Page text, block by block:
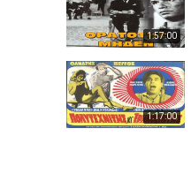
1:57:00
1:17:00